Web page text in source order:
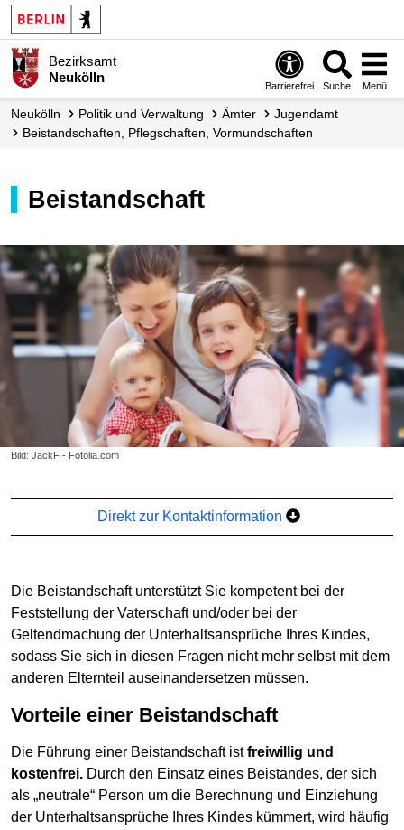
Bezirksamt
Neukölln
Barrierefrei Suche Menü
Neukölln Politik und Verwaltung Ämter
Jugendamt
Beistand­schaften, Pflegschaften, Vormund­schaften
Beistandschaft
Bild: JackF - Fotolia.com
Direkt zur Kontaktinformation
Die Beistandschaft unterstützt Sie kompetent bei der
Feststellung der Vaterschaft und/oder bei der
Geltendmachung der Unterhaltsansprüche Ihres Kindes,
sodass Sie sich in diesen Fragen nicht mehr selbst mit dem
anderen Elternteil auseinandersetzen müssen.
Vorteile einer Beistandschaft
Die Führung einer Beistandschaft istfreiwillig und
kostenfrei. Durch den Einsatz eines Beistandes, der sich
als „neutrale“ Person um die Berechnung und Einziehung
der Unterhaltsansprüche Ihres Kindes kümmert, wird häufig